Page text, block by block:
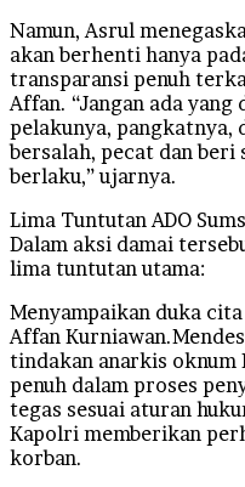
Namun, Asrul
akan berhenti hanya
transparansi penuh
Affan. “Jangan ada
pelakunya, pangkatnya,
bersalah, pecat dan beri
berlaku,” ujarnya.
Lima Tuntutan ADO
Dalam aksi damai
lima tuntutan utama:
Menyampaikan duka
Affan
tindakan anarkis
penuh dalam proses
tegas sesuai aturan
Kapolri memberikan
korban.